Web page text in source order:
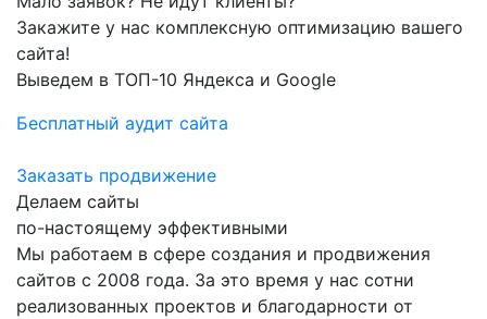
Закажите у нас комплексную оптимизацию вашего
сайта!
Выведем в ТОП-10 Яндекса и Google
Бесплатный аудит сайта
Заказать продвижение
Делаем сайты
по-настоящему эффективными
Мы работаем в сфере создания и продвижения
сайтов с 2008 года. За это время у нас сотни
реализованных проектов и благодарности от